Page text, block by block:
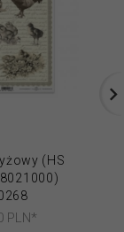
(HS
PLN*